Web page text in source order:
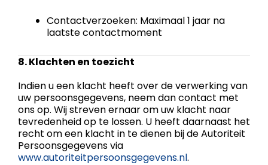
Contactverzoeken: Maximaal 1 jaar na
laatste contactmoment
8. Klachten en toezicht
Indien u een klacht heeft over de verwerking van
uw persoonsgegevens, neem dan contact met
ons op. Wij streven ernaar om uw klacht naar
tevredenheid op te lossen. U heeft daarnaast het
recht om een klacht in te dienen bij de Autoriteit
Persoonsgegevens via
www.autoriteitpersoonsgegevens.nl.